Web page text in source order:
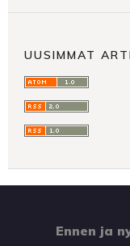
UUSIMMAT
Ennen ja